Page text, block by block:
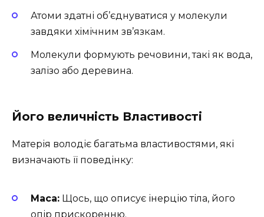
Атоми здатні об’єднуватися у молекули
завдяки хімічним зв’язкам.
Молекули формують речовини, такі як вода,
залізо або деревина.
Його величність Властивості
Матерія володіє багатьма властивостями, які
визначають її поведінку:
Маса: Щось, що описує інерцію тіла, його
опір прискоренню.